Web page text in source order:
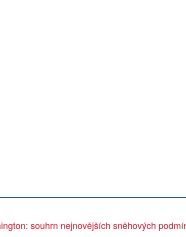
souhrn nejnovějších sněhových